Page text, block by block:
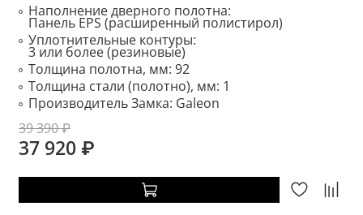
Наполнение дверного полотна:
Панель EPS (расширенный полистирол)
Уплотнительные контуры:
3 или более (резиновые)
Толщина полотна, мм: 92
Толщина стали (полотно), мм: 1
Производитель Замка: Galeon
39 390 ₽
37 920 ₽